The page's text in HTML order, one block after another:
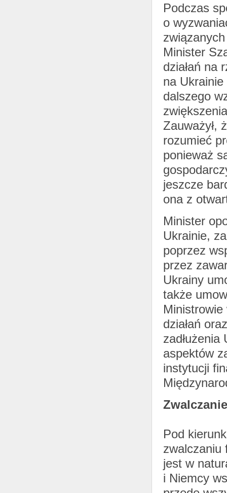
Podczas
o
Minister
działań na
na
dalszego
Zauważył,
rozumieć
ponieważ
jeszcze
ona z
Minister
Ukrainie,
poprzez
przez
Ukrainy
także
działań
aspektów
instytucji
Pod
zwalczaniu
jest w
i Niemcy